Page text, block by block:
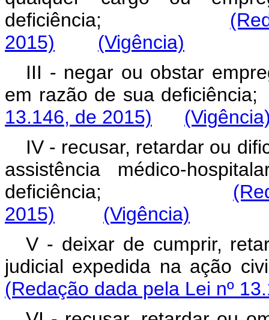
deficiência;
2015)
(Vigência)
III - negar ou obstar
em razão de sua deficiência;
13.146, de 2015)
IV - recusar, retardar ou
assistência médico-
deficiência;
2015)
(Vigência)
V - deixar de cumprir,
judicial expedida na
(Redação dada pela Lei nº